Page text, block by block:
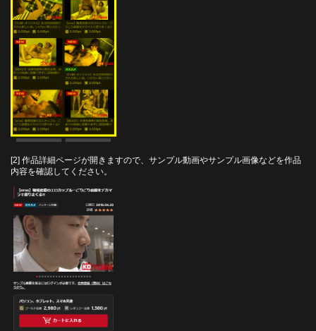
[2] 作品詳細ページが開きますので、サンプル動画やサンプル画像などを作品
内容を確認してください。